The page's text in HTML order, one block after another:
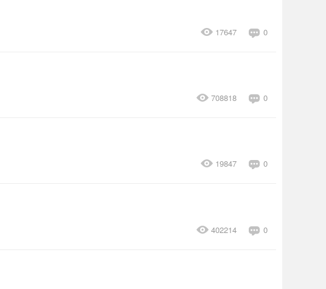
0
17647
0
708818
0
19847
0
402214